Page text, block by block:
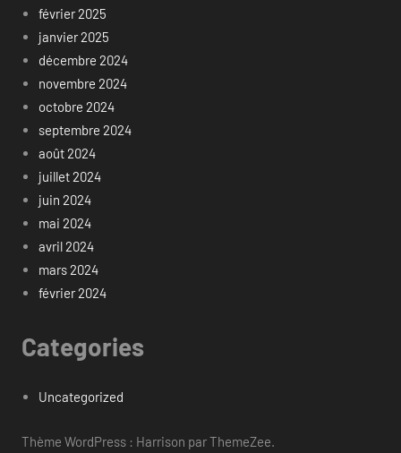
février 2025
janvier 2025
décembre 2024
novembre 2024
octobre 2024
septembre 2024
août 2024
juillet 2024
juin 2024
mai 2024
avril 2024
mars 2024
février 2024
Categories
Uncategorized
Thème WordPress : Harrison par ThemeZee.